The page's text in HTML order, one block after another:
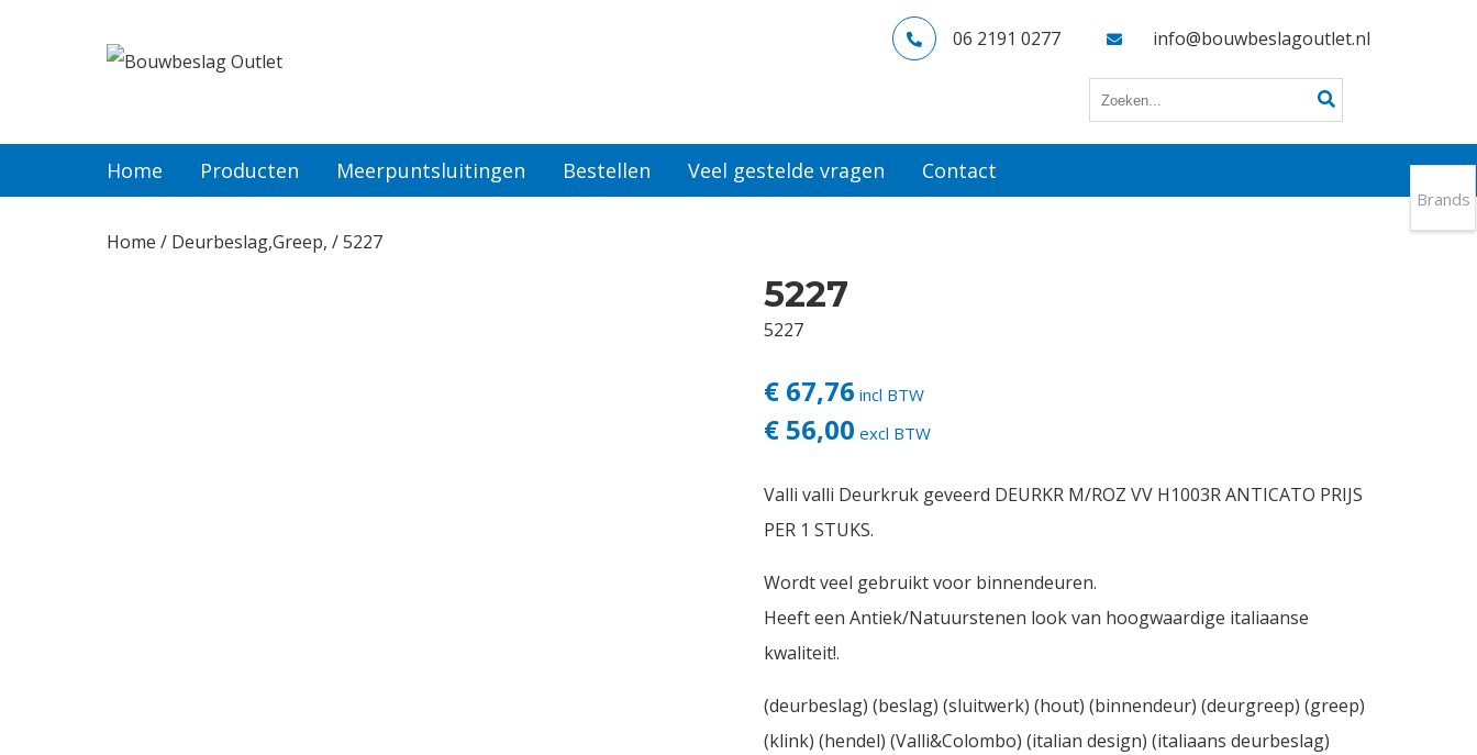
Producten
06 2191 0277 info@bouwbeslagoutlet.nl
Home Producten Meerpuntsluitingen Bestellen Veel gestelde vragen Contact
Home / Deurbeslag,Greep, / 5227
5227
5227
€ 67,76 incl BTW
€ 56,00 excl BTW
Valli valli Deurkruk geveerd DEURKR M/ROZ VV H1003R ANTICATO PRIJS
PER 1 STUKS.
Wordt veel gebruikt voor binnendeuren.
Heeft een Antiek/Natuurstenen look van hoogwaardige italiaanse
kwaliteit!.
(deurbeslag) (beslag) (sluitwerk) (hout) (binnendeur) (deurgreep) (greep)
(klink) (hendel) (Valli&Colombo) (italian design) (italiaans deurbeslag)
Brands